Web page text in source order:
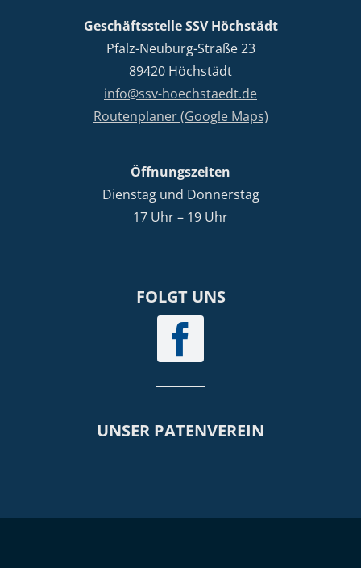
Geschäftsstelle SSV Höchstädt
Pfalz-Neuburg-Straße 23
89420 Höchstädt
info@ssv-hoechstaedt.de
Routenplaner (Google Maps)
Öffnungszeiten
Dienstag und Donnerstag
17 Uhr – 19 Uhr
FOLGT UNS
UNSER PATENVEREIN